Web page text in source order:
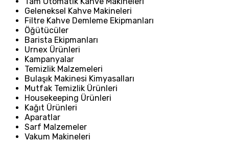
Geleneksel Kahve Makineleri
Filtre Kahve Demleme Ekipmanları
Öğütücüler
Barista Ekipmanları
Urnex Ürünleri
Kampanyalar
Temizlik Malzemeleri
Bulaşık Makinesi Kimyasalları
Mutfak Temizlik Ürünleri
Housekeeping Ürünleri
Kağıt Ürünleri
Aparatlar
Sarf Malzemeler
Vakum Makineleri